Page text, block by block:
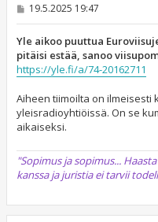
V
s
t
i
19.5.2025 19:47
Yle aikoo puuttua
pitäisi estää, sanoo
https://yle.fi/a/74-20162711
Aiheen tiimoilta on ilmeisesti
yleisradioyhtiöissä. On se
aikaiseksi.
"Sopimus ja sopimus...
kanssa ja juristia ei tarvii